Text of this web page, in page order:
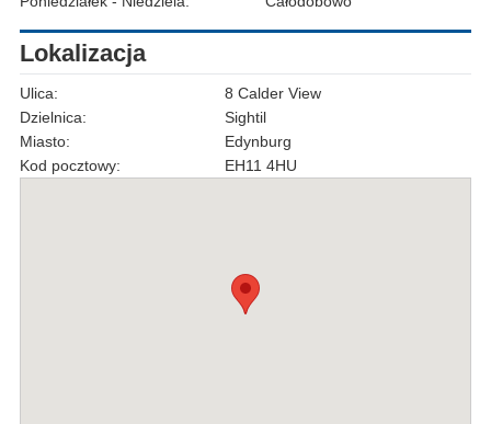
Lokalizacja
Ulica:
8 Calder View
Dzielnica:
Sightil
Miasto:
Edynburg
Kod pocztowy:
EH11 4HU